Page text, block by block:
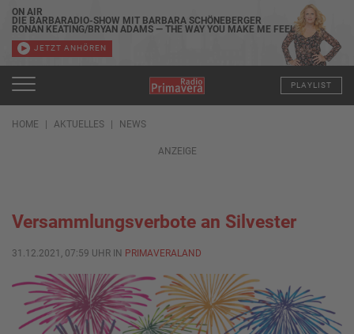
ON AIR
DIE BARBARADIO-SHOW MIT BARBARA SCHÖNEBERGER
RONAN KEATING/BRYAN ADAMS — THE WAY YOU MAKE ME FEEL
JETZT ANHÖREN
PLAYLIST
HOME AKTUELLES NEWS
ANZEIGE
Versammlungsverbote an Silvester
31.12.2021, 07:59 UHR IN PRIMAVERALAND